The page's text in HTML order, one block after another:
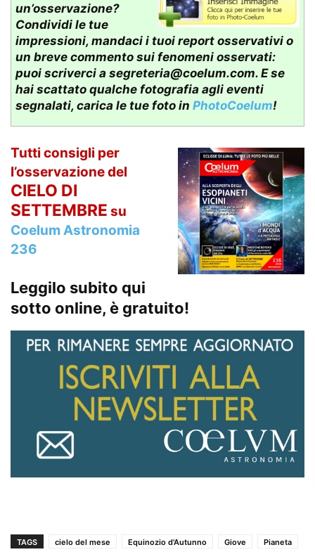
un’osservazione?
Condividi le tue
impressioni, mandaci i tuoi report osservativi o
un breve commento sui fenomeni osservati:
puoi scriverci a segreteria@coelum.com. E se
hai scattato qualche fotografia agli eventi
segnalati, carica le tue foto in PhotoCoelum!
Tutti consigli per
l’osservazione del
CIELO DI
SETTEMBRE su
Coelum Astronomia
236
Leggilo subito qui
sotto online, è gratuito!
TAGS cielo del mese Equinozio d'Autunno Giove
Pianeta